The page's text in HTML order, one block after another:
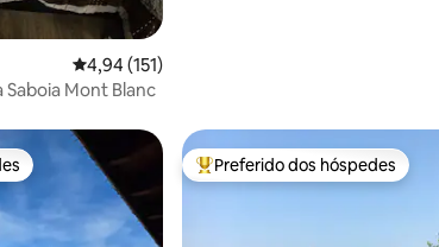
avaliações
4,94 de uma avaliação média de 5, 151
4,94 (151)
em Passy Alta Saboia Mont Blanc
Entre os melhores preferidos
Preferido dos hóspedes